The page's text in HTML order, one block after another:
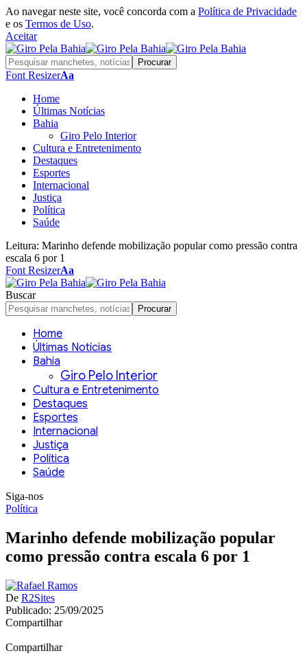
Ao navegar neste site, você concorda com a Política de Privacidade
e os Termos de Uso.
Aceitar
Font ResizerAa
Home
Últimas Notícias
Bahia
Giro Pelo Interior
Cultura e Entretenimento
Destaques
Esportes
Internacional
Justiça
Política
Saúde
Leitura: Marinho defende mobilização popular como pressão contra
escala 6 por 1
Font ResizerAa
Buscar
Home
Últimas Notícias
Bahia
Giro Pelo Interior
Cultura e Entretenimento
Destaques
Esportes
Internacional
Justiça
Política
Saúde
Siga-nos
Política
Marinho defende mobilização popular
como pressão contra escala 6 por 1
De R2Sites
Publicado: 25/09/2025
Compartilhar
Compartilhar